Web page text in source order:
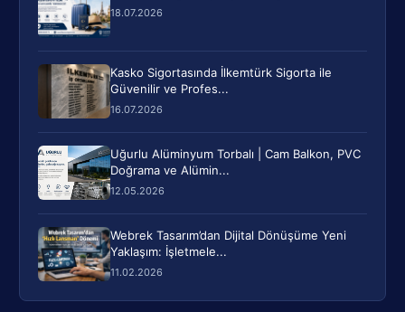
18.07.2026
Kasko Sigortasında İlkemtürk Sigorta ile
Güvenilir ve Profes...
16.07.2026
Uğurlu Alüminyum Torbalı | Cam Balkon, PVC
Doğrama ve Alümin...
12.05.2026
Webrek Tasarım’dan Dijital Dönüşüme Yeni
Yaklaşım: İşletmele...
11.02.2026